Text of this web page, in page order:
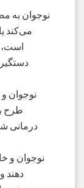
نوجوان به
می‌کند
است،
نوجوان و
طرح
درمانی
نوجوان و
دهند